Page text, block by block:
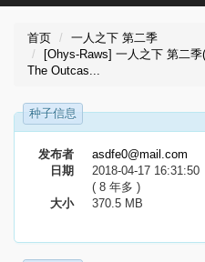
首页
一人之下 第二季
[Ohys-Raws] 一人之下 第二
The Outcas...
种子信息
发布者
asdfe0@mail.com
日期
2018-04-17 16:31:50
( 8 年多 )
大小
370.5 MB